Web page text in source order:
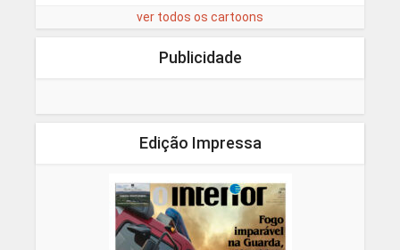
ver todos os cartoons
Publicidade
Edição Impressa